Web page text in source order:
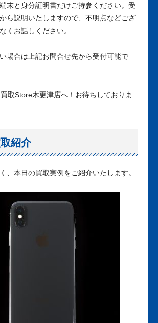
末と身分証明書だけご持参ください。受
ら説明いたしますので、不明点などござ
くお話しください。
場合は上記お問合せ先から受付可能で
取Store木更津店へ！お待ちしておりま
紹介
、本日の買取実例をご紹介いたします。